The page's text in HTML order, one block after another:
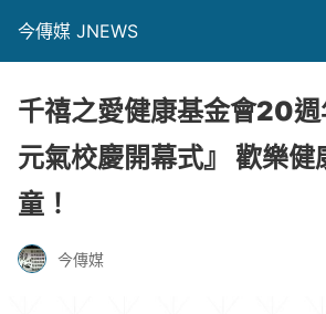
今傳媒 JNEWS
千禧之愛健康基金會20週
元氣校慶開幕式』 歡樂健
童！
今傳媒